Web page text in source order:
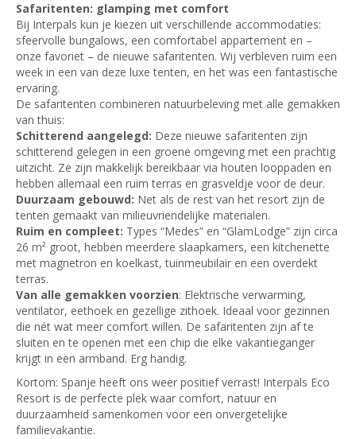
Safaritenten: glamping met comfort
Bij Interpals kun je kiezen uit verschillende accommodaties:
sfeervolle bungalows, een comfortabel appartement en –
onze favoriet – de nieuwe safaritenten. Wij verbleven ruim een
week in een van deze luxe tenten, en het was een fantastische
ervaring.
De safaritenten combineren natuurbeleving met alle gemakken
van thuis:
Schitterend aangelegd: Deze nieuwe safaritenten zijn
schitterend gelegen in een groene omgeving met een prachtig
uitzicht. Ze zijn makkelijk bereikbaar via houten looppaden en
hebben allemaal een ruim terras en grasveldje voor de deur.
Duurzaam gebouwd: Net als de rest van het resort zijn de
tenten gemaakt van milieuvriendelijke materialen.
Ruim en compleet: Types “Medes” en “GlamLodge” zijn circa
26 m² groot, hebben meerdere slaapkamers, een kitchenette
met magnetron en koelkast, tuinmeubilair en een overdekt
terras.
Van alle gemakken voorzien: Elektrische verwarming,
ventilator, eethoek en gezellige zithoek. Ideaal voor gezinnen
die nét wat meer comfort willen. De safaritenten zijn af te
sluiten en te openen met een chip die elke vakantieganger
krijgt in een armband. Erg handig.
Kortom: Spanje heeft ons weer positief verrast! Interpals Eco
Resort is de perfecte plek waar comfort, natuur en
duurzaamheid samenkomen voor een onvergetelijke
familievakantie.